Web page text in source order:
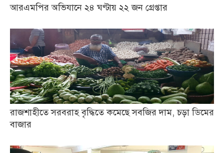
আরএমপির অভিযানে ২৪ ঘণ্টায় ২২ জন গ্রেপ্তার
রাজশাহীতে সরবরাহ বৃদ্ধিতে কমেছে সবজির দাম, চড়া ডিমের
বাজার